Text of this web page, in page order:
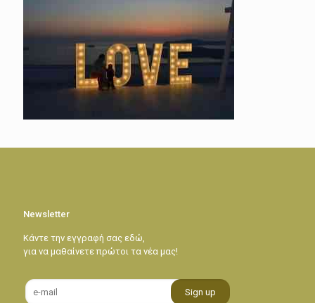
Newsletter
Κάντε την εγγραφή σας εδώ,
για να μαθαίνετε πρώτοι τα νέα μας!